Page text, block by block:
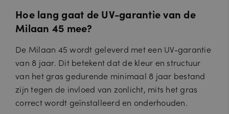
Hoe lang gaat de UV-garantie van de
Milaan 45 mee?
De Milaan 45 wordt geleverd met een UV-garantie
van 8 jaar. Dit betekent dat de kleur en structuur
van het gras gedurende minimaal 8 jaar bestand
zijn tegen de invloed van zonlicht, mits het gras
correct wordt geïnstalleerd en onderhouden.
__cf_bm
C
lo
fl
r
e
c.
.c
al
3
0
m
ut
e
n
Deze cookie wordt gebruikt om
kunnen maken over het gebruik van
hun website.